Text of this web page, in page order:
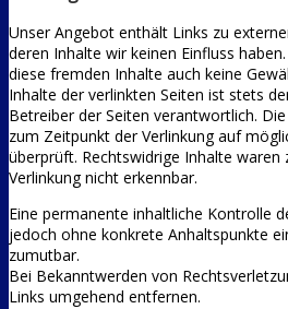
Unser Angebot enthält Links zu
deren Inhalte wir keinen Einfluss
diese fremden Inhalte auch keine
Inhalte der verlinkten Seiten ist stets
Betreiber der Seiten verantwortlich.
zum Zeitpunkt der Verlinkung auf
überprüft. Rechtswidrige Inhalte waren
Verlinkung nicht erkennbar.
Eine permanente inhaltliche Kontrolle
jedoch ohne konkrete Anhaltspunkte
zumutbar.
Bei Bekanntwerden von
Links umgehend entfernen.